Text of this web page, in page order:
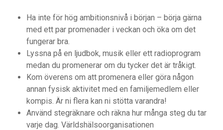
Ha inte för hög ambitionsnivå i början – börja gärna
med ett par promenader i veckan och öka om det
fungerar bra.
Lyssna på en ljudbok, musik eller ett radioprogram
medan du promenerar om du tycker det är tråkigt.
Kom överens om att promenera eller göra någon
annan fysisk aktivitet med en familjemedlem eller
kompis. Är ni flera kan ni stötta varandra!
Använd stegräknare och räkna hur många steg du tar
varje dag. Världshälsoorganisationen